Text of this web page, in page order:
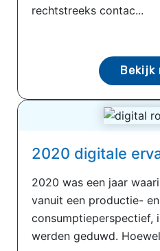
rechtstreeks contac...
Bekijk
2020 digitale
2020 was een jaar
vanuit een productie- en
consumptieperspectief,
werden geduwd.